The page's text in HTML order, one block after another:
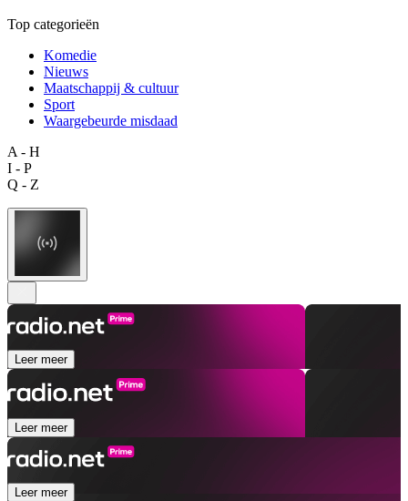
Top categorieën
Komedie
Nieuws
Maatschappij & cultuur
Sport
Waargebeurde misdaad
A - H
I - P
Q - Z
Leer meer
Leer meer
Leer meer